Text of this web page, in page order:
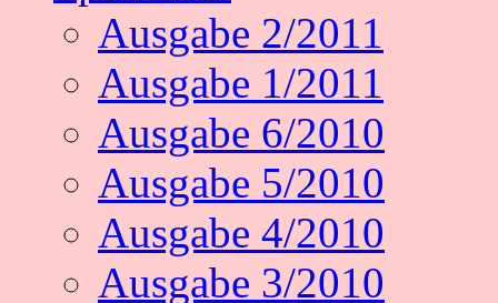
Ausgabe 2/2011
Ausgabe 1/2011
Ausgabe 6/2010
Ausgabe 5/2010
Ausgabe 4/2010
Ausgabe 3/2010